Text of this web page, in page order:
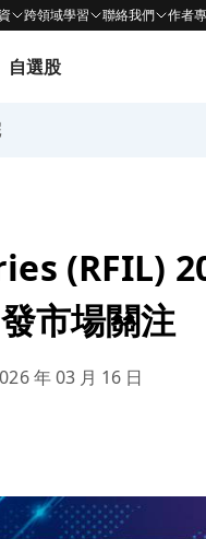
跨領域學習 聯絡我們 作者
自選股
(RFIL)
市場關注
年 03 月 16 日